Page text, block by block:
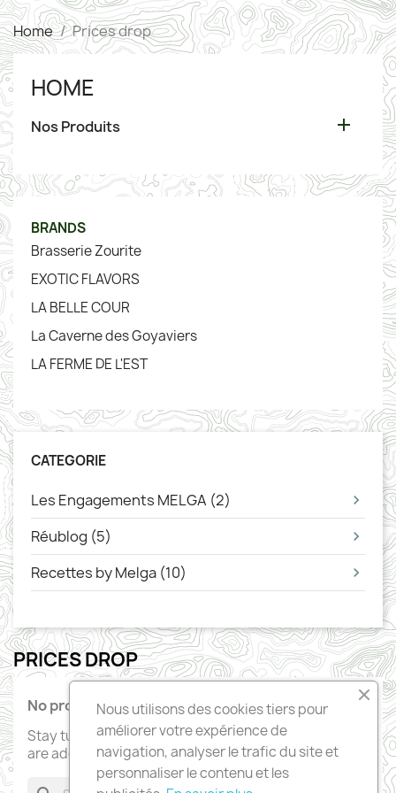
Home Prices drop
HOME
Nos Produits 
BRANDS
Brasserie Zourite
EXOTIC FLAVORS
LA BELLE COUR
La Caverne des Goyaviers
LA FERME DE L'EST
CATEGORIE
Les Engagements MELGA (2)
Réublog (5)
Recettes by Melga (10)
PRICES DROP
No products available yet
Stay tuned! More products will be shown here as they
are added.
Nous utilisons des cookies tiers pour
améliorer votre expérience de
navigation, analyser le trafic du site et
personnaliser le contenu et les